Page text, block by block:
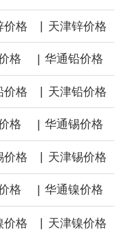
价格 | 天津锌价格
格 | 华通铅价格
价格 天津铅价格
格 | 华通锡价格
价格 天津锡价格
格 | 华通镍价格
价格 | 天津镍价格